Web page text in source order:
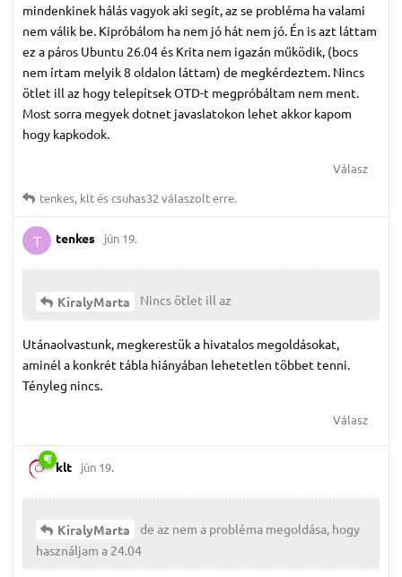
mindenkinek hálás vagyok aki segít, az se probléma ha valami
nem válik be. Kipróbálom ha nem jó hát nem jó. Én is azt láttam
ez a páros Ubuntu 26.04 és Krita nem igazán működik, (bocs
nem írtam melyik 8 oldalon láttam) de megkérdeztem. Nincs
ötlet ill az hogy telepítsek OTD-t megpróbáltam nem ment.
Most sorra megyek dotnet javaslatokon lehet akkor kapom
hogy kapkodok.
Válasz
tenkes, kltéscsuhas32 válaszolt erre.
T tenkes jún 19.
KiralyMarta Nincs ötlet ill az
Utánaolvastunk, megkerestük a hivatalos megoldásokat,
aminél a konkrét tábla hiányában lehetetlen többet tenni.
Tényleg nincs.
Válasz
klt jún 19.
KiralyMarta
de az nem a probléma megoldása, hogy
használjam a 24.04